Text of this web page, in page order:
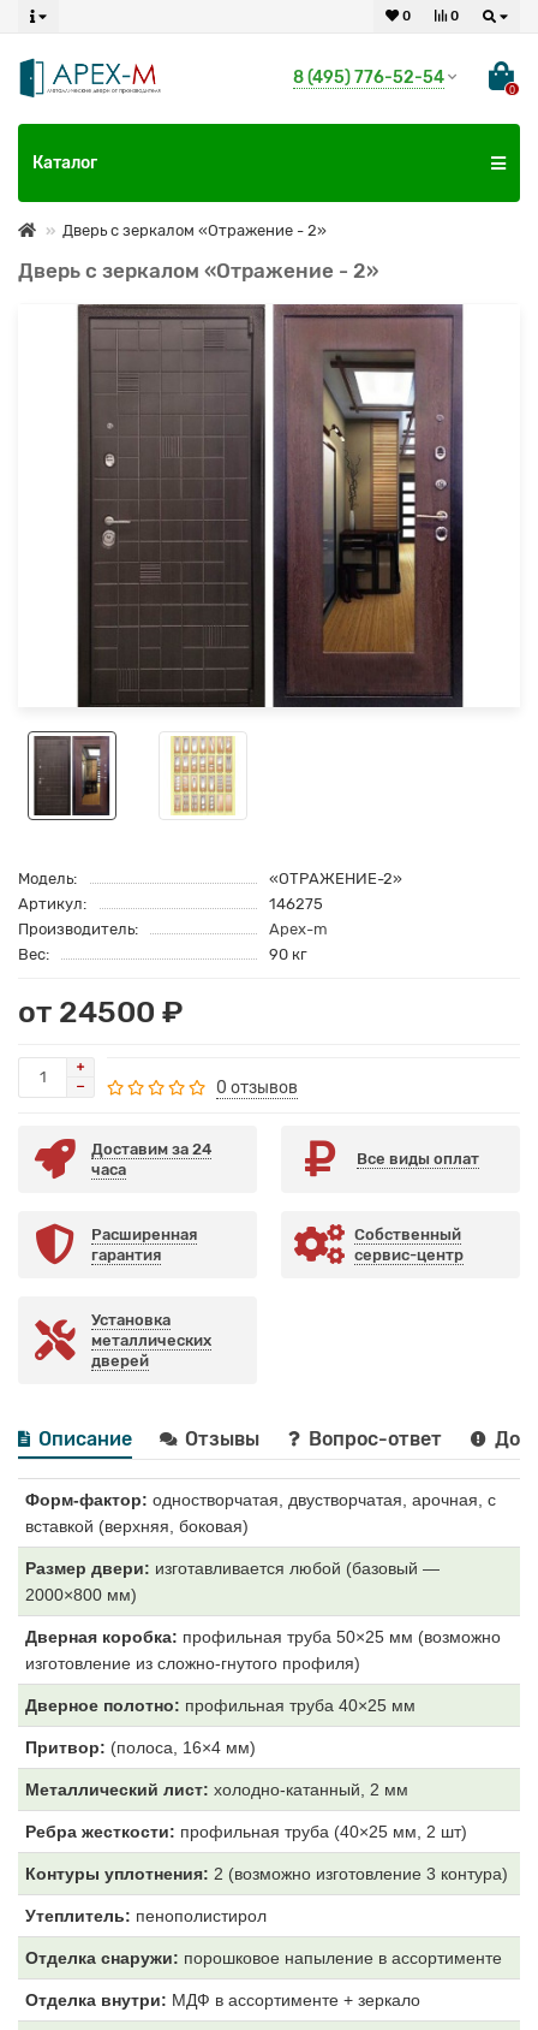
0
0
8 (495) 776-52-54
0
Каталог
Дверь с зеркалом «Отражение - 2»
Дверь с зеркалом «Отражение - 2»
Модель:
«ОТРАЖЕНИЕ-2»
Артикул:
146275
Производитель:
Apex-m
Вес:
90 кг
от 24500 ₽
0 отзывов
Доставим за 24
часа
Все виды оплат
Расширенная
гарантия
Собственный
сервис-центр
Установка
металлических
дверей
Описание Отзывы Вопрос-ответ
Форм-фактор: одностворчатая, двустворчатая, арочная, с
вставкой (верхняя, боковая)
Размер двери: изготавливается любой (базовый —
2000×800 мм)
Дверная коробка: профильная труба 50×25 мм (возможно
изготовление из сложно-гнутого профиля)
Дверное полотно: профильная труба 40×25 мм
Притвор: (полоса, 16×4 мм)
Металлический лист: холодно-катанный, 2 мм
Ребра жесткости: профильная труба (40×25 мм, 2 шт)
Контуры уплотнения: 2 (возможно изготовление 3 контура)
Утеплитель: пенополистирол
Отделка снаружи: порошковое напыление в ассортименте
Отделка внутри: МДФ в ассортименте + зеркало